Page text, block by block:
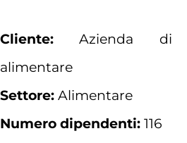
Cliente: Azienda di
alimentare
Settore: Alimentare
Numero dipendenti: 116